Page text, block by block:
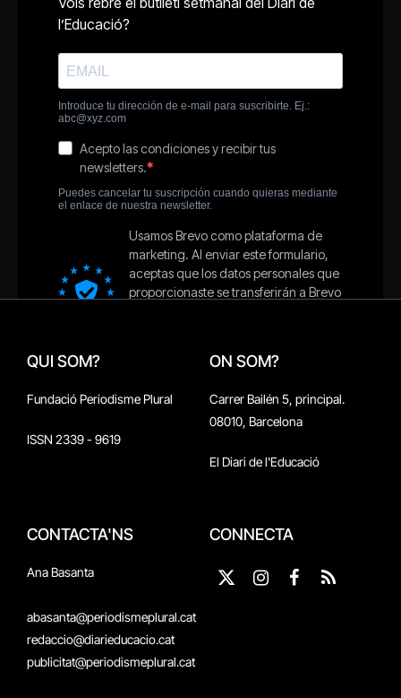
QUI SOM?
Fundació Periodisme Plural
ISSN 2339 - 9619
ON SOM?
Carrer Bailén 5, principal.
08010, Barcelona
El Diari de l'Educació
CONTACTA'NS
Ana Basanta
abasanta@periodismeplural.cat
redaccio@diarieducacio.cat
publicitat@periodismeplural.cat
CONNECTA
X
Instagram
Facebook
RSS